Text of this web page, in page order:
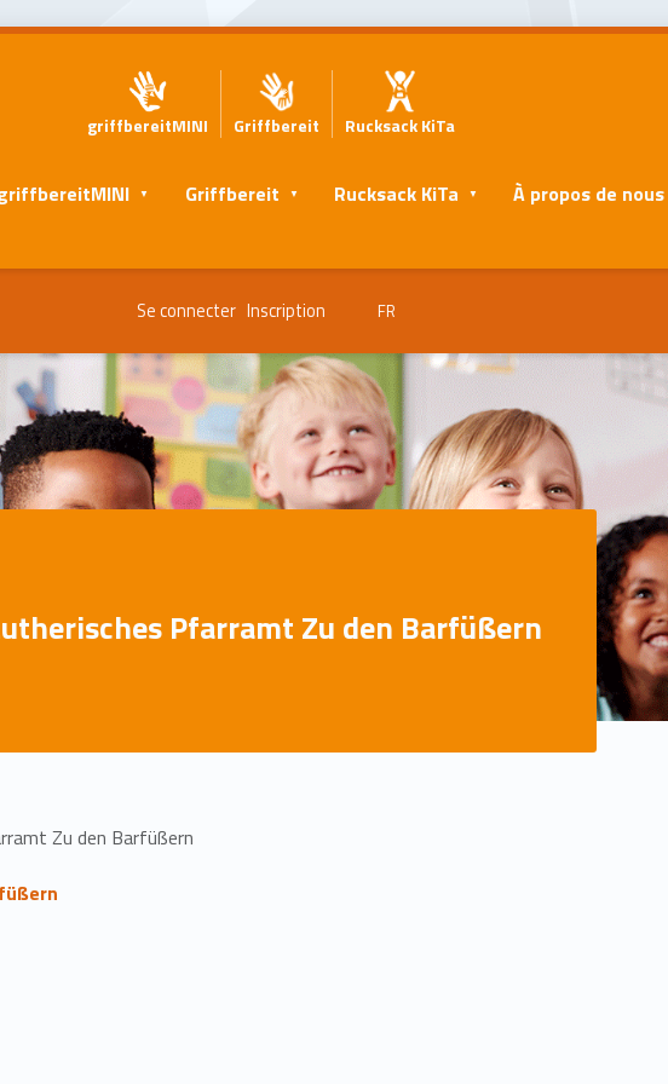
griffbereitMINI Griffbereit Rucksack KiTa
Griffbereit Rucksack KiTa À propos de nous
Se connecter Inscription FR
Pfarramt Zu den Barfüßern
Zu den Barfüßern